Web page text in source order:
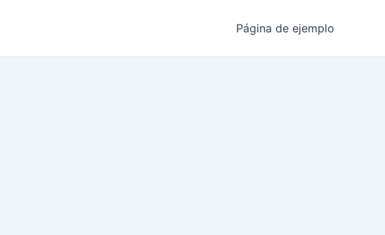
Página de ejemplo